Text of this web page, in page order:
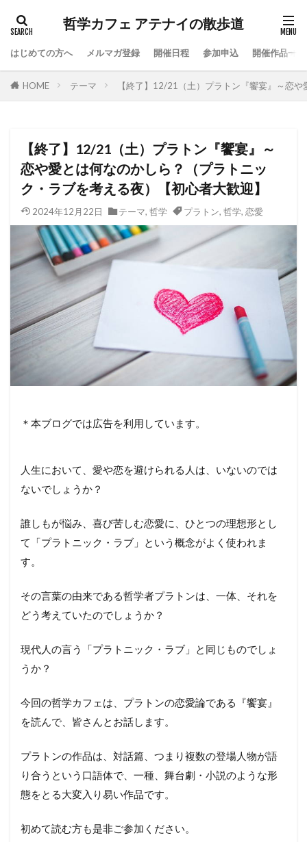
哲学カフェ アテナイの散歩道
はじめての方へ メルマガ登録 開催日程 参加申込 開催作品一覧
HOME テーマ 【終了】12/21（土）プラトン『饗宴』～恋
【終了】12/21（土）プラトン『饗宴』～
恋や愛とは何なのかしら？（プラトニッ
ク・ラブを考える夜）【初心者大歓迎】
2024年12月22日 テーマ, 哲学 プラトン, 哲学, 恋愛
＊本ブログでは広告を利用しています。
人生において、愛や恋を避けられる人は、いないのでは
ないでしょうか？
誰しもが悩み、喜び苦しむ恋愛に、ひとつの理想形とし
て「プラトニック・ラブ」という概念がよく使われま
す。
その言葉の由来である哲学者プラトンは、一体、それを
どう考えていたのでしょうか？
現代人の言う「プラトニック・ラブ」と同じものでしょ
うか？
今回の哲学カフェは、プラトンの恋愛論である『饗宴』
を読んで、皆さんとお話します。
プラトンの作品は、対話篇、つまり複数の登場人物が語
り合うという口語体で、一種、舞台劇・小説のような形
態をとる大変入り易い作品です。
初めて読む方も是非ご参加ください。